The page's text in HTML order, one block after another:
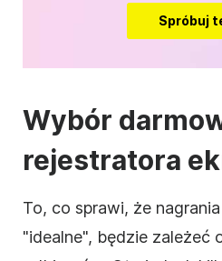
Spróbuj
Wybór
rejestratora
To, co sprawi, że
"idealne", będzie zależeć